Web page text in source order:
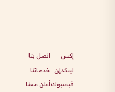
إكس
لينكدإن
فيسبوك
اتصل بنا
خدماتنا
أعلن معنا